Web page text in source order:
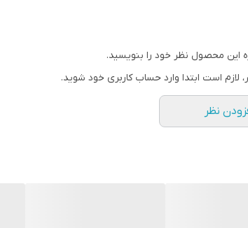
این محصول نظر خود را بنویسید.
لازم است ابتدا وارد حساب کاربری خود شوید.
نظر